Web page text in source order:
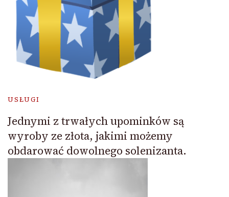
USŁUGI
Jednymi z trwałych upominków są
wyroby ze złota, jakimi możemy
obdarować dowolnego solenizanta.